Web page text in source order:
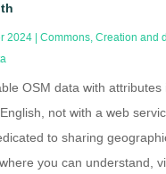
2024| Commons, Creation and
OSM data with attributes
not with a web
to sharing
you can understand,